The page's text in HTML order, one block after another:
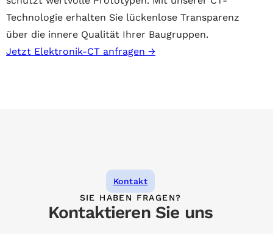
Technologie erhalten Sie lückenlose Transparenz
über die innere Qualität Ihrer Baugruppen.
Jetzt Elektronik-CT anfragen →
Kontakt
SIE HABEN FRAGEN?
Kontaktieren Sie uns